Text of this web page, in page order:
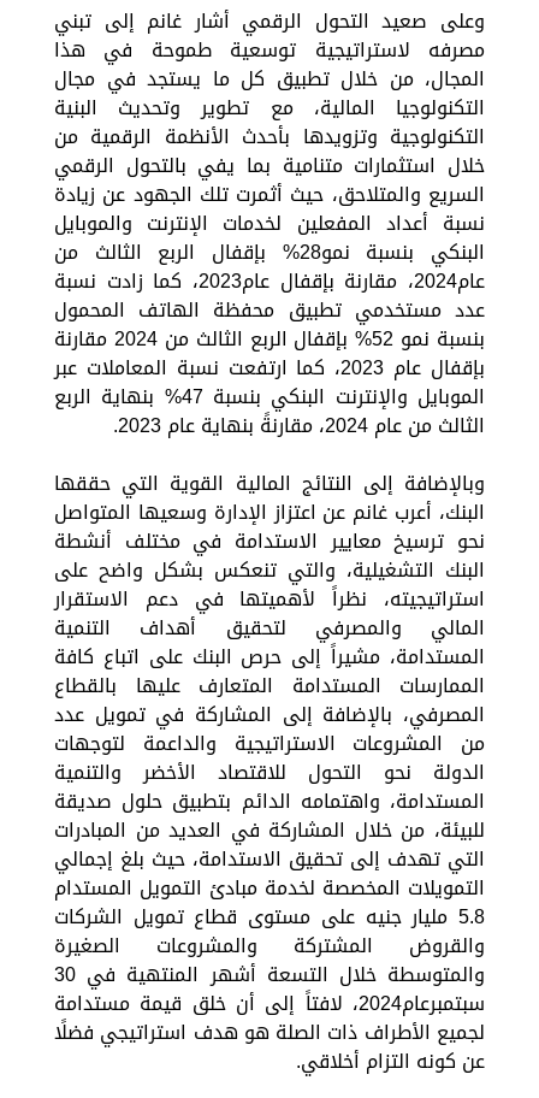
وعلى صعيد التحول الرقمي أشار غانم إلى تبني
مصرفه لاستراتيجية توسعية طموحة في هذا
المجال، من خلال تطبيق كل ما يستجد في مجال
التكنولوجيا المالية، مع تطوير وتحديث البنية
التكنولوجية وتزويدها بأحدث الأنظمة الرقمية من
خلال استثمارات متنامية بما يفي بالتحول الرقمي
السريع والمتلاحق، حيث أثمرت تلك الجهود عن زيادة
نسبة أعداد المفعلين لخدمات الإنترنت والموبايل
البنكي بنسبة نمو28% بإقفال الربع الثالث من
عام2024، مقارنة بإقفال عام2023، كما زادت نسبة
عدد مستخدمي تطبيق محفظة الهاتف المحمول
بنسبة نمو 52% بإقفال الربع الثالث من 2024 مقارنة
بإقفال عام 2023، كما ارتفعت نسبة المعاملات عبر
الموبايل والإنترنت البنكي بنسبة 47% بنهاية الربع
الثالث من عام 2024، مقارنةً بنهاية عام 2023.
وبالإضافة إلى النتائج المالية القوية التي حققها
البنك، أعرب غانم عن اعتزاز الإدارة وسعيها المتواصل
نحو ترسيخ معايير الاستدامة في مختلف أنشطة
البنك التشغيلية، والتي تنعكس بشكل واضح على
استراتيجيته، نظراً لأهميتها في دعم الاستقرار
المالي والمصرفي لتحقيق أهداف التنمية
المستدامة، مشيراً إلى حرص البنك على اتباع كافة
الممارسات المستدامة المتعارف عليها بالقطاع
المصرفي، بالإضافة إلى المشاركة في تمويل عدد
من المشروعات الاستراتيجية والداعمة لتوجهات
الدولة نحو التحول للاقتصاد الأخضر والتنمية
المستدامة، واهتمامه الدائم بتطبيق حلول صديقة
للبيئة، من خلال المشاركة في العديد من المبادرات
التي تهدف إلى تحقيق الاستدامة، حيث بلغ إجمالي
التمويلات المخصصة لخدمة مبادئ التمويل المستدام
5.8 مليار جنيه على مستوى قطاع تمويل الشركات
والقروض المشتركة والمشروعات الصغيرة
والمتوسطة خلال التسعة أشهر المنتهية في 30
سبتمبرعام2024، لافتاً إلى أن خلق قيمة مستدامة
لجميع الأطراف ذات الصلة هو هدف استراتيجي فضلًا
عن كونه التزام أخلاقي.